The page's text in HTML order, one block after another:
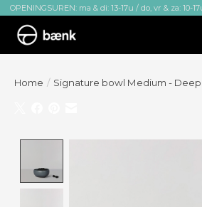
OPENINGSUREN: ma & di: 13-17u / do, vr & za: 10-
Home / Signature bowl Medium -